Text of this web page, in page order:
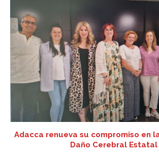
Adacca renueva su compromiso en
Daño Cerebral Estatal